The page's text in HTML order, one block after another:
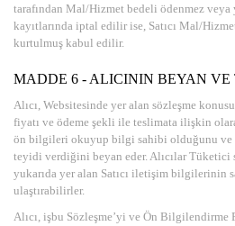
tarafından Mal/Hizmet bedeli ödenmez veya
kayıtlarında iptal edilir ise, Satıcı Mal/
kurtulmuş kabul edilir.
MADDE 6 - ALICININ BEYAN
Alıcı, Websitesinde yer alan sözleşme
fiyatı ve ödeme şekli ile teslimata ilişkin
ön bilgileri okuyup bilgi sahibi olduğunu ve
teyidi verdiğini beyan eder. Alıcılar Tüketici
yukarıda yer alan Satıcı iletişim bilgilerinin
ulaştırabilirler.
Alıcı, işbu Sözleşme’yi ve Ön